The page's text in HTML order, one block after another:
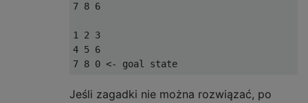
7 8 6
1 2 3
4 5 6
Jeśli zagadki nie można rozwiązać, po